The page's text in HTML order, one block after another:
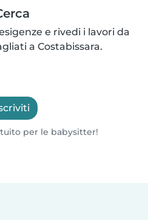
e rivedi i lavori da
a Costabissara.
per le babysitter!